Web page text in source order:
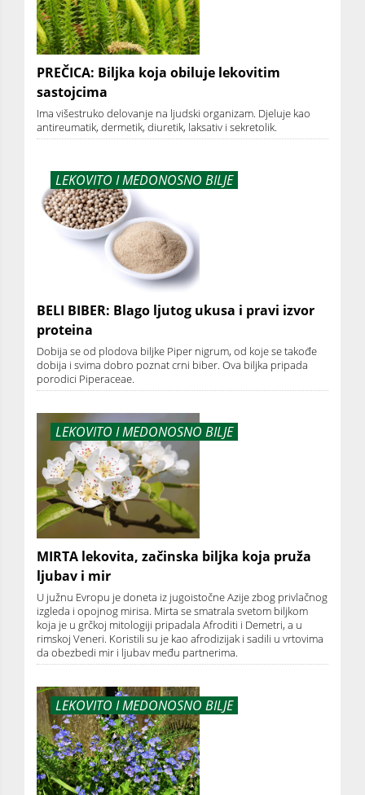
PREČICA: Biljka koja obiluje lekovitim
sastojcima
Ima višestruko delovanje na ljudski organizam. Djeluje kao
antireumatik, dermetik, diuretik, laksativ i sekretolik.
LEKOVITO I MEDONOSNO BILJE
BELI BIBER: Blago ljutog ukusa i pravi izvor
proteina
Dobija se od plodova biljke Piper nigrum, od koje se takođe
dobija i svima dobro poznat crni biber. Ova biljka pripada
porodici Piperaceae.
LEKOVITO I MEDONOSNO BILJE
MIRTA lekovita, začinska biljka koja pruža
ljubav i mir
U južnu Evropu je doneta iz jugoistočne Azije zbog privlačnog
izgleda i opojnog mirisa. Mirta se smatrala svetom biljkom
koja je u grčkoj mitologiji pripadala Afroditi i Demetri, a u
rimskoj Veneri. Koristili su je kao afrodizijak i sadili u vrtovima
da obezbedi mir i ljubav među partnerima.
LEKOVITO I MEDONOSNO BILJE